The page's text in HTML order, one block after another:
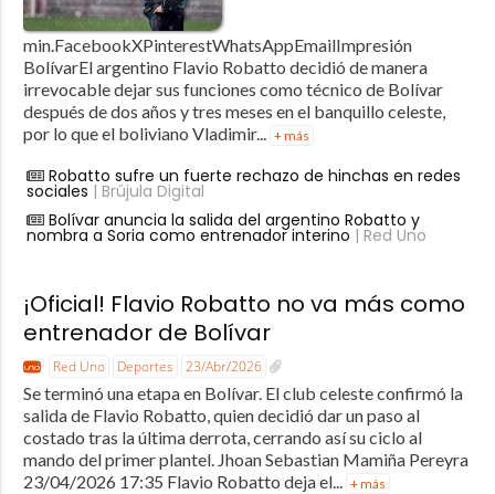
min.FacebookXPinterestWhatsAppEmailImpresión
BolívarEl argentino Flavio Robatto decidió de manera
irrevocable dejar sus funciones como técnico de Bolívar
después de dos años y tres meses en el banquillo celeste,
por lo que el boliviano Vladimir... + más
Robatto sufre un fuerte rechazo de hinchas en redes
sociales | Brújula Digital
Bolívar anuncia la salida del argentino Robatto y
nombra a Soria como entrenador interino | Red Uno
¡Oficial! Flavio Robatto no va más como
entrenador de Bolívar
Red Uno Deportes 23/Abr/2026
Se terminó una etapa en Bolívar. El club celeste confirmó la
salida de Flavio Robatto, quien decidió dar un paso al
costado tras la última derrota, cerrando así su ciclo al
mando del primer plantel. Jhoan Sebastian Mamiña Pereyra
23/04/2026 17:35 Flavio Robatto deja el... + más